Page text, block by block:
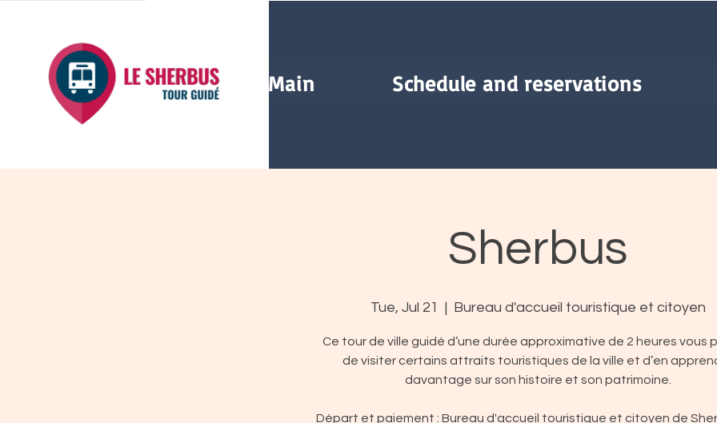
Main Schedule and reservations
Sherbus
Tue, Jul 21
  |
Bureau d'accueil touristique et citoyen
Ce tour de ville guidé d’une durée approximative de 2 heures vous
de visiter certains attraits touristiques de la ville et d’en
davantage sur son histoire et son patrimoine.
Départ et paiement : Bureau d'accueil touristique et citoyen de